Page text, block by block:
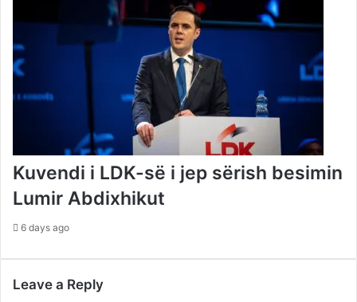
Kuvendi i LDK-së i jep sërish besimin
Lumir Abdixhikut
6 days ago
Leave a Reply